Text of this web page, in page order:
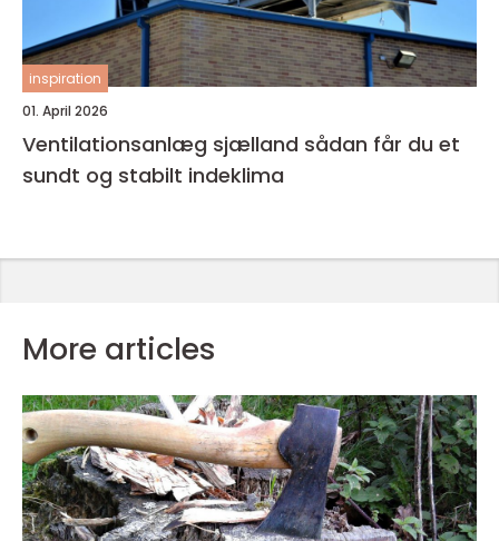
inspiration
01. April 2026
Ventilationsanlæg sjælland sådan får du et
sundt og stabilt indeklima
More articles